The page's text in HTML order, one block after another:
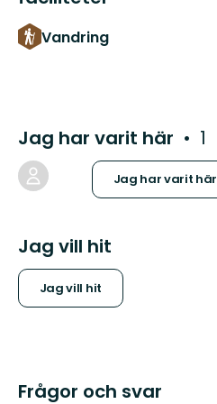
Vandring
Jag har varit här 1
Jag har varit här
Jag vill hit
Jag vill hit
Frågor och svar